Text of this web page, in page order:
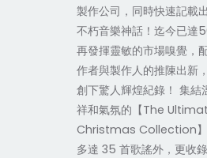
製作公司，同時快速記
不朽音樂神話！迄今已達
再發揮靈敏的市場嗅覺，
作者與製作人的推陳出新
創下驚人輝煌紀錄！ 集結
祥和氣氛的【The
Christmas Collection】
多達 35 首歌謠外，更收